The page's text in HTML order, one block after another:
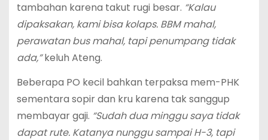
tambahan karena takut rugi besar. “Kalau
dipaksakan, kami bisa kolaps. BBM mahal,
perawatan bus mahal, tapi penumpang tidak
ada,”keluh Ateng.
Beberapa PO kecil bahkan terpaksa mem-PHK
sementara sopir dan kru karena tak sanggup
membayar gaji. “Sudah dua minggu saya tidak
dapat rute. Katanya nunggu sampai H-3, tapi